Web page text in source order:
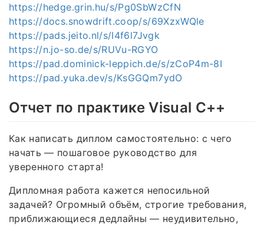
https://hedge.grin.hu/s/Pg0SbWzCfN
https://docs.snowdrift.coop/s/69XzxWQle
https://pads.jeito.nl/s/I4f6l7Jvgk
https://n.jo-so.de/s/RUVu-RGYO
https://pad.dominick-leppich.de/s/zCoP4m-8I
https://pad.yuka.dev/s/KsGGQm7ydO
Отчет по практике Visual C++
Как написать диплом самостоятельно: с чего
начать — пошаговое руководство для
уверенного старта!
Дипломная работа кажется непосильной
задачей? Огромный объём, строгие требования,
приближающиеся дедлайны — неудивительно,